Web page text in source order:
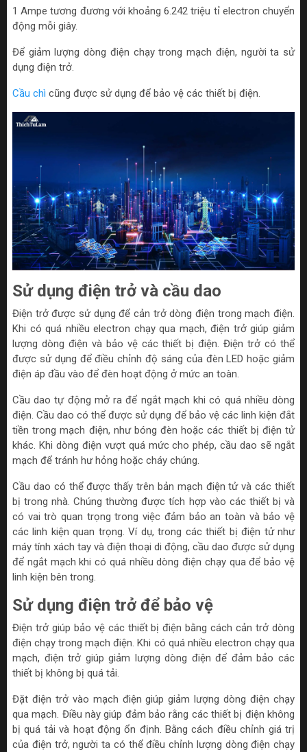
1 Ampe tương đương với khoảng 6.242 triệu tỉ electron chuyển
động mỗi giây.
Để giảm lượng dòng điện chạy trong mạch điện, người ta sử
dụng điện trở.
Cầu chì cũng được sử dụng để bảo vệ các thiết bị điện.
Sử dụng điện trở và cầu dao
Điện trở được sử dụng để cản trở dòng điện trong mạch điện.
Khi có quá nhiều electron chạy qua mạch, điện trở giúp giảm
lượng dòng điện và bảo vệ các thiết bị điện. Điện trở có thể
được sử dụng để điều chỉnh độ sáng của đèn LED hoặc giảm
điện áp đầu vào để đèn hoạt động ở mức an toàn.
Cầu dao tự động mở ra để ngắt mạch khi có quá nhiều dòng
điện. Cầu dao có thể được sử dụng để bảo vệ các linh kiện đắt
tiền trong mạch điện, như bóng đèn hoặc các thiết bị điện tử
khác. Khi dòng điện vượt quá mức cho phép, cầu dao sẽ ngắt
mạch để tránh hư hỏng hoặc cháy chúng.
Cầu dao có thể được thấy trên bản mạch điện tử và các thiết
bị trong nhà. Chúng thường được tích hợp vào các thiết bị và
có vai trò quan trọng trong việc đảm bảo an toàn và bảo vệ
các linh kiện quan trọng. Ví dụ, trong các thiết bị điện tử như
máy tính xách tay và điện thoại di động, cầu dao được sử dụng
để ngắt mạch khi có quá nhiều dòng điện chạy qua để bảo vệ
linh kiện bên trong.
Sử dụng điện trở để bảo vệ
Điện trở giúp bảo vệ các thiết bị điện bằng cách cản trở dòng
điện chạy trong mạch điện. Khi có quá nhiều electron chạy qua
mạch, điện trở giúp giảm lượng dòng điện để đảm bảo các
thiết bị không bị quá tải.
Đặt điện trở vào mạch điện giúp giảm lượng dòng điện chạy
qua mạch. Điều này giúp đảm bảo rằng các thiết bị điện không
bị quá tải và hoạt động ổn định. Bằng cách điều chỉnh giá trị
của điện trở, người ta có thể điều chỉnh lượng dòng điện chạy